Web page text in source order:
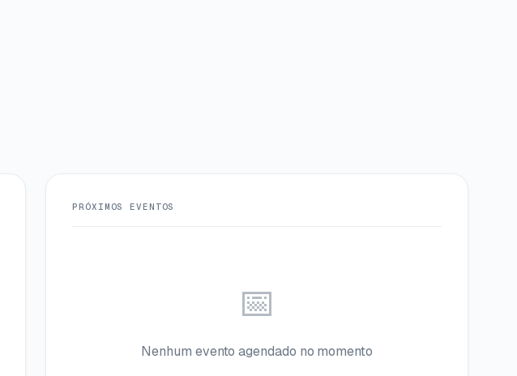
PRÓXIMOS EVENTOS
📅
Nenhum evento agendado no momento